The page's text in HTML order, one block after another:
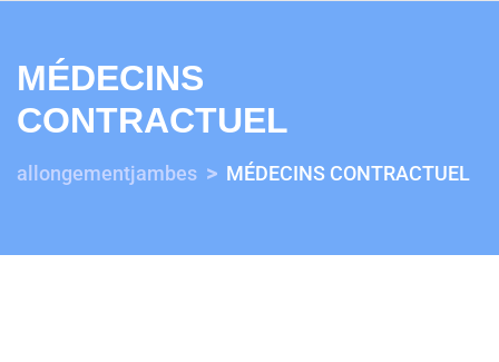
MÉDECINS
CONTRACTUEL
allongementjambes > MÉDECINS CONTRACTUEL